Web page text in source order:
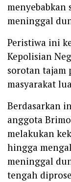
menyebabkan
meninggal
Peristiwa ini
Kepolisian
sorotan tajam
masyarakat
Berdasarkan
anggota
melakukan
hingga
meninggal
tengah